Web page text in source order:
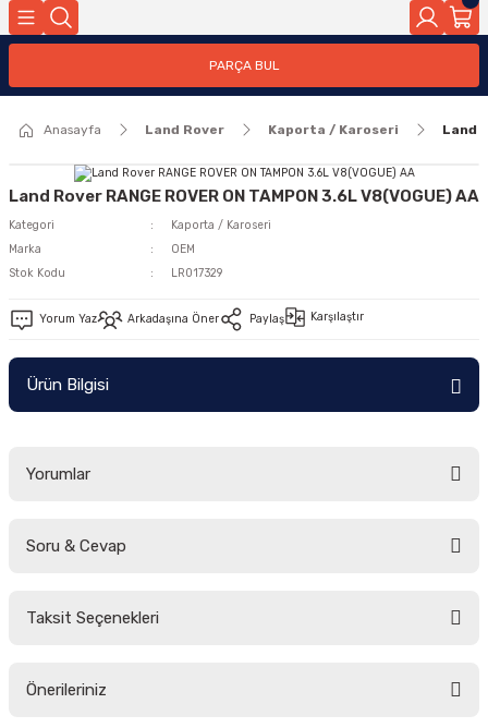
PARÇA BUL
Anasayfa Land Rover Kaporta / Karoseri Land
Land Rover RANGE ROVER ON TAMPON 3.6L V8(VOGUE) AA
Kategori
Kaporta / Karoseri
Marka
OEM
Stok Kodu
LR017329
Yorum Yaz Arkadaşına Öner Paylaş Karşılaştır
Ürün Bilgisi
Yorumlar
Soru & Cevap
Taksit Seçenekleri
Önerileriniz